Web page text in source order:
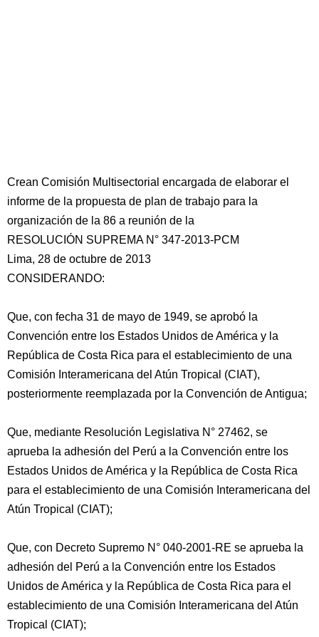
Crean Comisión Multisectorial encargada de elaborar el
informe de la propuesta de plan de trabajo para la
organización de la 86 a reunión de la
RESOLUCIÓN SUPREMA N° 347-2013-PCM
Lima, 28 de octubre de 2013
CONSIDERANDO:
Que, con fecha 31 de mayo de 1949, se aprobó la
Convención entre los Estados Unidos de América y la
República de Costa Rica para el establecimiento de una
Comisión Interamericana del Atún Tropical (CIAT),
posteriormente reemplazada por la Convención de Antigua;
Que, mediante Resolución Legislativa N° 27462, se
aprueba la adhesión del Perú a la Convención entre los
Estados Unidos de América y la República de Costa Rica
para el establecimiento de una Comisión Interamericana del
Atún Tropical (CIAT);
Que, con Decreto Supremo N° 040-2001-RE se aprueba la
adhesión del Perú a la Convención entre los Estados
Unidos de América y la República de Costa Rica para el
establecimiento de una Comisión Interamericana del Atún
Tropical (CIAT);